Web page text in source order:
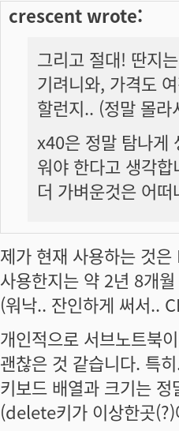
crescent wrote:
그리고 절대! 딴지
기려니와, 가격도
할런지.. (정말 몰
x40은 정말 탐나게
워야 한다고 생각합
더 가벼운것은 어
제가 현재 사용하는 것
사용한지는 약 2년 8개
(워낙.. 잔인하게 써서..
개인적으로 서브노트북
괜찮은 것 같습니다. 특
키보드 배열과 크기는
(delete키가 이상한곳